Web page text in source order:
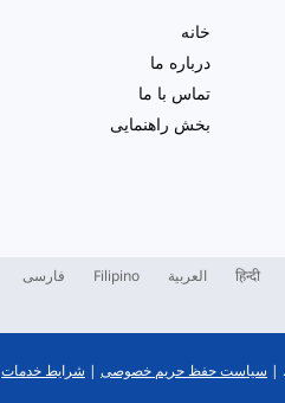
خانه
درباره ما
تماس با ما
بخش راهنمایی
हिन्दी العربية Filipino فارسی
| سیاست حفظ حریم خصوصی | شرایط خدمات